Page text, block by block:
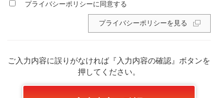
プライバシーポリシーに同意する
プライバシーポリシーを見る
ご入力内容に誤りがなければ『入力内容の確認』ボタンを
押してください。